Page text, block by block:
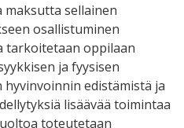
maksutta sellainen
osallistuminen
tarkoitetaan oppilaan
ja fyysisen
hyvinvoinnin edistämistä ja
lisäävää toimintaa
toteutetaan